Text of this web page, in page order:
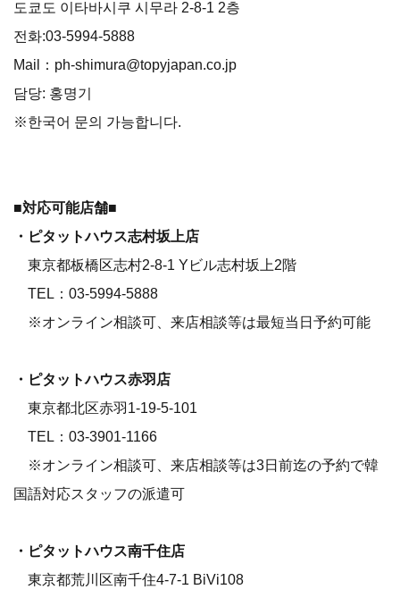
도쿄도 이타바시쿠 시무라 2-8-1 2층
전화:03-5994-5888
Mail：ph-shimura@topyjapan.co.jp
담당: 홍명기
※한국어 문의 가능합니다.
■対応可能店舗■
・ピタットハウス志村坂上店
東京都板橋区志村2-8-1 Yビル志村坂上2階
TEL：03-5994-5888
※オンライン相談可、来店相談等は最短当日予約可能
・ピタットハウス赤羽店
東京都北区赤羽1-19-5-101
TEL：03-3901-1166
※オンライン相談可、来店相談等は3日前迄の予約で韓
国語対応スタッフの派遣可
・ピタットハウス南千住店
東京都荒川区南千住4-7-1 BiVi108